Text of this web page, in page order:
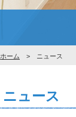
ホーム > ニュース
ニュース